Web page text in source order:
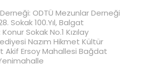
ODTÜ Mezunlar Derneği
Sokak 100.Yıl, Balgat
Sokak No.1 Kızılay
Nazım Hikmet Kültür
Akif Ersoy Mahallesi Bağdat